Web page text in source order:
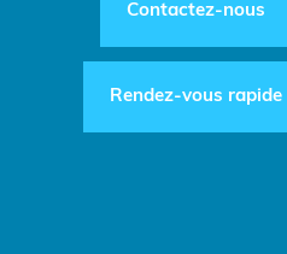
Contactez-nous
Rendez-vous rapide